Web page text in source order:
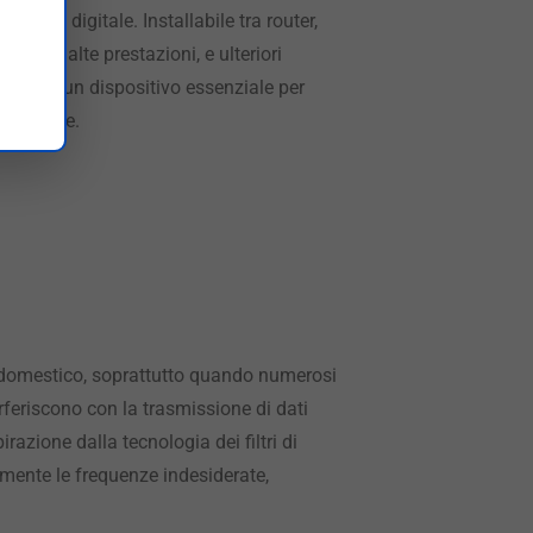
digitale. Installabile tra router,
ad alte prestazioni, e ulteriori
un dispositivo essenziale per
efficace.
soprattutto quando numerosi
con la trasmissione di dati
dalla tecnologia dei filtri di
le frequenze indesiderate,